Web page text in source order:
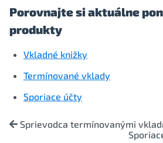
Porovnajte si aktuálne
produkty
Vkladné knižky
Termínované vklady
Sporiace účty
Sprievodca termínovanými